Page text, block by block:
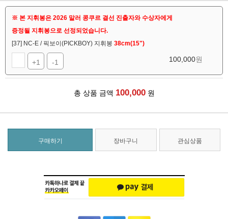
※ 본 지휘봉은 2026 말러 콩쿠르 결선 진출자와 수상자에게
증정될 지휘봉으로 선정되었습니다.
[37] NC-E / 픽보이(PICKBOY) 지휘봉 38cm(15")
+1 -1 100,000원
총 상품 금액 100,000 원
구매하기 장바구니 관심상품